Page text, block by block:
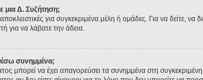
μια Δ. Συζήτηση;
για συγκεκριμένα μέλη ή ομάδες. Για να δείτε,
για να λάβατε την άδεια.
συνημμένα;
μπορεί να έχει απαγορεύσει τα συνημμένα στη